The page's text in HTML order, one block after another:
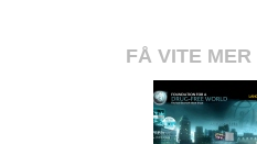
FÅ VITE MER